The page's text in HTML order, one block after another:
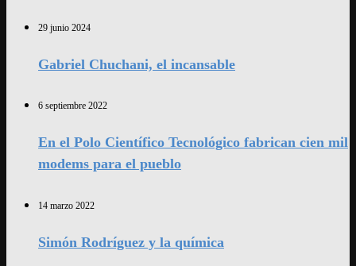
29 junio 2024
Gabriel Chuchani, el incansable
6 septiembre 2022
En el Polo Científico Tecnológico fabrican cien mil
modems para el pueblo
14 marzo 2022
Simón Rodríguez y la química